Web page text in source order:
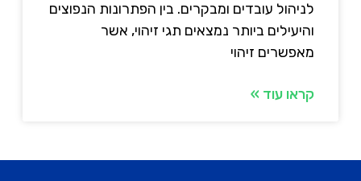
לניהול עובדים ומבקרים. בין הפתרונות הנפוצים
והיעילים ביותר נמצאים תגי זיהוי, אשר
מאפשרים זיהוי
קראו עוד »